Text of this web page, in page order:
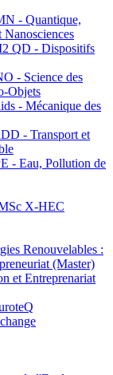
- Quantique,
QD - Dispositifs
- Science des
Objets
- Mécanique des
- Transport et
- Eau, Pollution de
X-HEC
Renouvelables :
(Master)
et Entreprenariat